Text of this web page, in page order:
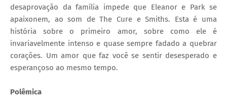
desaprovação da família impede que Eleanor e Park se
apaixonem, ao som de The Cure e Smiths. Esta é uma
história sobre o primeiro amor, sobre como ele é
invariavelmente intenso e quase sempre fadado a quebrar
corações. Um amor que faz você se sentir desesperado e
esperançoso ao mesmo tempo.
Polêmica